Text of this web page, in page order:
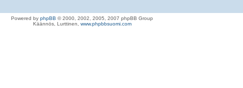
Powered by phpBB © 2000, 2002, 2005, 2007 phpBB Group
Käännös, Lurttinen, www.phpbbsuomi.com